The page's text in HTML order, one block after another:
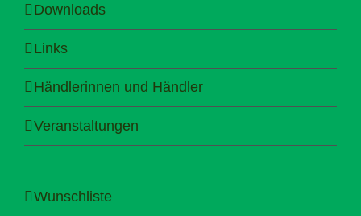
Downloads
Links
Händlerinnen und Händler
Veranstaltungen
Wunschliste